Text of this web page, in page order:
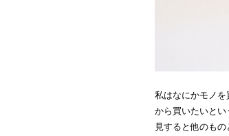
私はなにかモノ
から買いたいと
見すると他のも